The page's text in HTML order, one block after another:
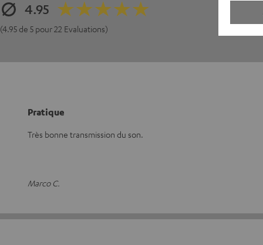
4.95
(4.95 de 5 pour 22 Evaluations)
Pratique
Très bonne transmission du son.
Marco C.